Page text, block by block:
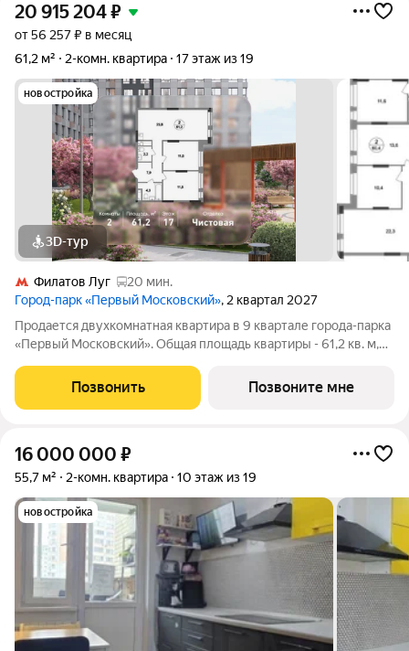
20 915 204₽
от 56 257 ₽ в месяц
61,2 м²
2-комн. квартира 17 этаж из 19
новостройка
3D-тур
Филатов Луг
20 мин.
Город-парк «Первый Московский», 2 квартал 2027
Продается двухкомнатная квартира в 9 квартале города-парка
«Первый Московский». Общая площадь квартиры - 61,2 кв. м,
монолитный. ТОЛЬКО ДО 31 АВГУСТА выгодные условия на
приобретение
Позвонить Позвоните мне
16 000 000 ₽
55,7 м² 2-комн. квартира 10 этаж из 19
новостройка